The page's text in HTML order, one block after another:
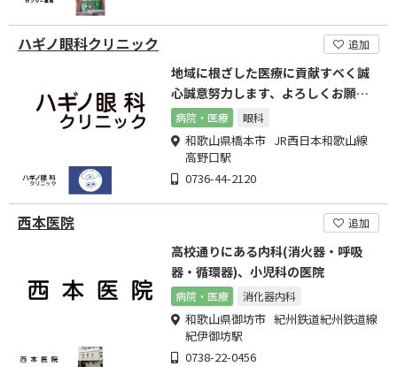
ハギノ眼科クリニック 追加
地域に根ざした医療に貢献すべく誠
心誠意努力します、よろしくお願い
します
病院・医療 眼科
和歌山県橋本市 JR西日本和歌山線
高野口駅
0736-44-2120
西本医院 追加
高校通りにある内科(消火器・呼吸
器・循環器)、小児科の医院
病院・医療 消化器内科
和歌山県御坊市 紀州鉄道紀州鉄道線
紀伊御坊駅
0738-22-0456